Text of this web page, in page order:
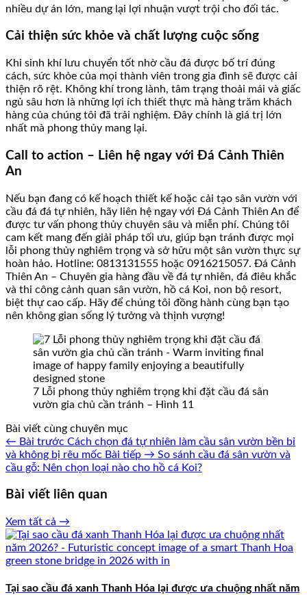
nhiều dự án lớn, mang lại lợi nhuận vượt trội cho đối tác.
Cải thiện sức khỏe và chất lượng cuộc sống
Khi sinh khí lưu chuyển tốt nhờ cầu đá được bố trí đúng
cách, sức khỏe của mọi thành viên trong gia đình sẽ được cải
thiện rõ rệt. Không khí trong lành, tâm trạng thoải mái và giấc
ngủ sâu hơn là những lợi ích thiết thực mà hàng trăm khách
hàng của chúng tôi đã trải nghiệm. Đây chính là giá trị lớn
nhất mà phong thủy mang lại.
Call to action – Liên hệ ngay với Đá Cảnh Thiên
An
Nếu bạn đang có kế hoạch thiết kế hoặc cải tạo sân vườn với
cầu đá đá tự nhiên, hãy liên hệ ngay với Đá Cảnh Thiên An để
được tư vấn phong thủy chuyên sâu và miễn phí. Chúng tôi
cam kết mang đến giải pháp tối ưu, giúp bạn tránh được mọi
lỗi phong thủy nghiêm trọng và sở hữu một sân vườn thực sự
hoàn hảo. Hotline: 0813131555 hoặc 0916215057. Đá Cảnh
Thiên An – Chuyên gia hàng đầu về đá tự nhiên, đá điêu khắc
và thi công cảnh quan sân vườn, hồ cá Koi, non bộ resort,
biệt thự cao cấp. Hãy để chúng tôi đồng hành cùng bạn tạo
nên không gian sống lý tưởng và thịnh vượng!
7 Lỗi phong thủy nghiêm trọng khi đặt cầu đá sân
vườn gia chủ cần tránh – Hình 11
Bài viết cùng chuyên mục
← Bài trước Cách chọn đá tự nhiên làm cầu sân vườn bền bỉ
và không bị rêu mốc Bài tiếp → So sánh cầu đá sân vườn và
cầu gỗ: Nên chọn loại nào cho hồ cá Koi?
Bài viết liên quan
Xem tất cả →
Tại sao cầu đá xanh Thanh Hóa lại được ưa chuộng nhất năm